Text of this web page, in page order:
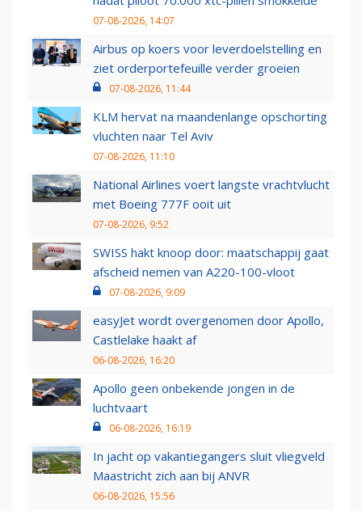
07-08-2026, 14:07
Airbus op koers voor leverdoelstelling en
ziet orderportefeuille verder groeien
07-08-2026, 11:44
KLM hervat na maandenlange opschorting
vluchten naar Tel Aviv
07-08-2026, 11:10
National Airlines voert langste vrachtvlucht
met Boeing 777F ooit uit
07-08-2026, 9:52
SWISS hakt knoop door: maatschappij gaat
afscheid nemen van A220-100-vloot
07-08-2026, 9:09
easyJet wordt overgenomen door Apollo,
Castlelake haakt af
06-08-2026, 16:20
Apollo geen onbekende jongen in de
luchtvaart
06-08-2026, 16:19
In jacht op vakantiegangers sluit vliegveld
Maastricht zich aan bij ANVR
06-08-2026, 15:56